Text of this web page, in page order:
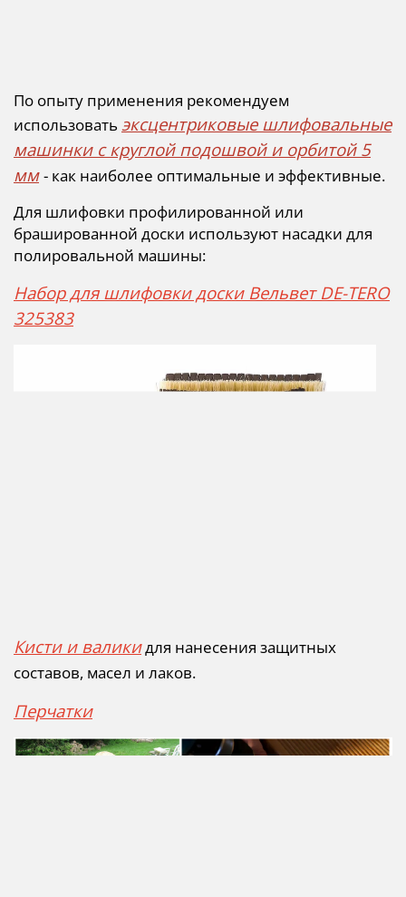
По опыту применения рекомендуем
использовать эксцентриковые шлифовальные
машинки с круглой подошвой и орбитой 5
мм - как наиболее оптимальные и эффективные.
Для шлифовки профилированной или
брашированной доски используют насадки для
полировальной машины:
Набор для шлифовки доски Вельвет DE-TERO
325383
Кисти и валикидля нанесения защитных
составов, масел и лаков.
Перчатки